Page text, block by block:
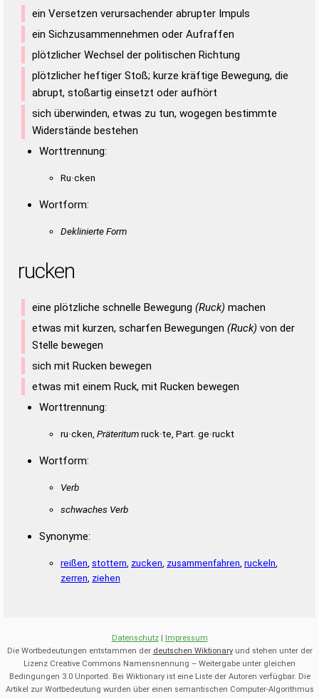
ein Versetzen verursachender abrupter Impuls
ein Sichzusammennehmen oder Aufraffen
plötzlicher Wechsel der politischen Richtung
plötzlicher heftiger Stoß; kurze kräftige Bewegung, die
abrupt, stoßartig einsetzt oder aufhört
sich überwinden, etwas zu tun, wogegen bestimmte
Widerstände bestehen
Worttrennung:
Ru·cken
Wortform:
Deklinierte Form
rucken
eine plötzliche schnelle Bewegung (Ruck) machen
etwas mit kurzen, scharfen Bewegungen (Ruck) von der
Stelle bewegen
sich mit Rucken bewegen
etwas mit einem Ruck, mit Rucken bewegen
Worttrennung:
ru·cken, Präteritumruck·te, Part. ge·ruckt
Wortform:
Verb
schwaches Verb
Synonyme:
reißen stottern zucken zusammenfahren ruckeln
zerren ziehen
Datenschutz| Impressum
Die Wortbedeutungen entstammen der deutschen Wiktionaryund stehen unter der
Lizenz Creative Commons Namensnennung – Weitergabe unter gleichen
Bedingungen 3.0 Unported. Bei Wiktionary ist eine Liste der Autoren verfügbar. Die
Artikel zur Wortbedeutung wurden über einen semantischen Computer-Algorithmus